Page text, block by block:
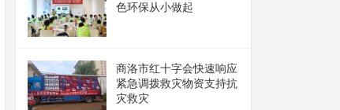
色环保从小做起
商洛市红十字会快速响应
紧急调拨救灾物资支持抗
灾救灾